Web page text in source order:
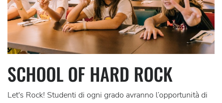
SCHOOL OF HARD ROCK
Let's Rock! Studenti di ogni grado avranno l’opportunità di